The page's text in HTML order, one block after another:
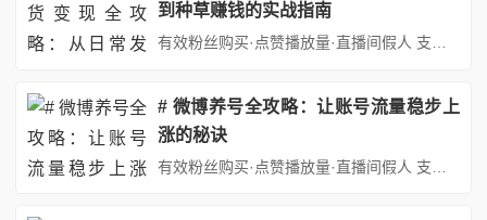
到种草赚钱的实战指南
有效粉丝购买·点赞播放量·直播间假人 支持：抖音,快手,小红书,视频号,微博,B站,西瓜头条等各类自媒体平台。自助平台： http://www.fs688.com/ 在社交电商蓬勃发展的今天，微博作为国内最具影响力的社交媒体平台之一，已成为众多博主实现带货变现的重要阵地。通过精准的内容策划、粉丝运营和商业合作，普通用户也能在微博上打造个人IP，实现种草赚钱的收益目标。...
# 微博养号全攻略：让账号流量稳步上
涨的秘诀